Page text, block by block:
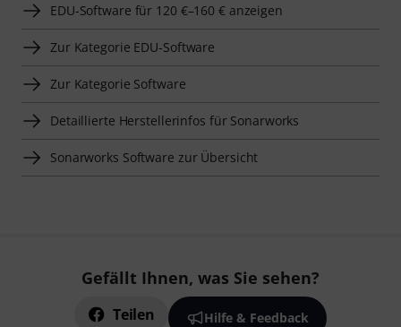
EDU-Software für 120 €–160 € anzeigen
Zur Kategorie EDU-Software
Zur Kategorie Software
Detaillierte Herstellerinfos für Sonarworks
Sonarworks Software zur Übersicht
Gefällt Ihnen, was Sie sehen?
Teilen Hilfe & Feedback